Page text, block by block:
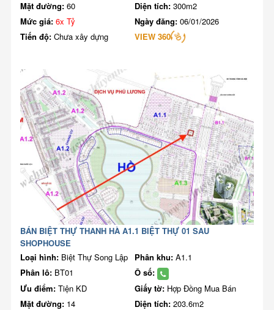
Mặt đường: 60 Diện tích: 300m2
Mức giá: 6x Tỷ Ngày đăng: 06/01/2026
Tiến độ: Chưa xây dựng VIEW 360
BÁN BIỆT THỰ THANH HÀ A1.1 BIỆT THỰ 01 SAU
SHOPHOUSE
Loại hình: Biệt Thự Song Lập Phân khu: A1.1
Phân lô: BT01
Ô số:
Ưu điểm: Tiện KD Giấy tờ: Hợp Đồng Mua Bán
Mặt đường: 14 Diện tích: 203.6m2